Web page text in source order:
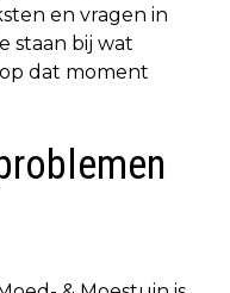
en vragen in
staan bij wat
dat moment